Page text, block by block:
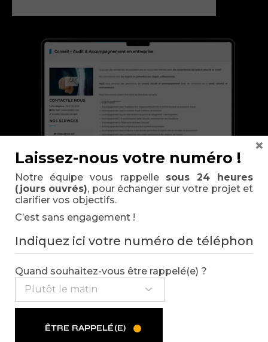
Réalisations
similaires
Laissez-nous votre numéro !
Notre équipe vous rappelle sous 24 heures
(jours ouvrés), pour échanger sur votre projet et
clarifier vos objectifs.
C’est sans engagement !
Quand souhaitez-vous être rappelé(e) ?
ÊTRE RAPPELÉ(E)
×